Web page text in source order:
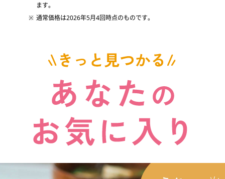
ます。
通常価格は2026年5月4回時点のものです。